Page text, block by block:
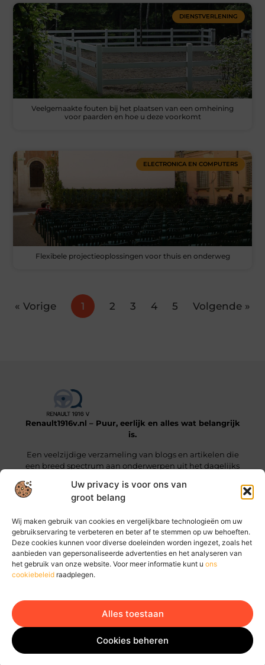
Uw privacy is voor ons van
groot belang
Wij maken gebruik van cookies en vergelijkbare technologieën om uw
gebruikservaring te verbeteren en beter af te stemmen op uw behoeften.
Deze cookies kunnen voor diverse doeleinden worden ingezet, zoals het
aanbieden van gepersonaliseerde advertenties en het analyseren van
het gebruik van onze website. Voor meer informatie kunt u ons
cookiebeleid raadplegen.
Alles toestaan
Cookies beheren
Ga Naar
DIENSTVERLENING
Veelgemaakte fouten bij het plaatsen van een omheining
voor paarden en hoe u deze voorkomt
ELECTRONICA EN COMPUTERS
Flexibele projectieoplossingen voor thuis en onderweg
« Vorige 1 2 3 4 5 Volgende »
Renault1916v.nl – Puur, eerlijk en alles wat belangrijk
is.
Een veelzijdige verzameling van blogs en artikelen die
een breed spectrum aan onderwerpen uit het dagelijks
Onze informatie
Bericht categorie
Website index
Cookiebeleid (EU)
@2025 www.renault1916v.nl. All Right Reserved.